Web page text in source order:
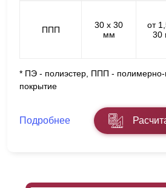
ППП
30 х 30
мм
от
30
* ПЭ - полиэстер, ППП -
покрытие
Подробнее